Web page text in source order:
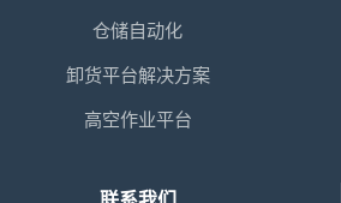
仓储自动化
卸货平台解决方案
高空作业平台